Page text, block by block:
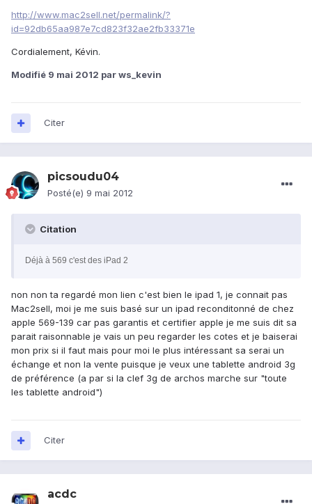
http://www.mac2sell.net/permalink/?
id=92db65aa987e7cd823f32ae2fb33371e
Cordialement, Kévin.
Modifié 9 mai 2012 par ws_kevin
Citer
picsoudu04
Posté(e) 9 mai 2012
Citation
Déjà à 569 c'est des iPad 2
non non ta regardé mon lien c'est bien le ipad 1, je connait pas
Mac2sell, moi je me suis basé sur un ipad reconditonné de chez
apple 569-139 car pas garantis et certifier apple je me suis dit sa
parait raisonnable je vais un peu regarder les cotes et je baiserai
mon prix si il faut mais pour moi le plus intéressant sa serai un
échange et non la vente puisque je veux une tablette android 3g
de préférence (a par si la clef 3g de archos marche sur "toute
les tablette android")
Citer
acdc